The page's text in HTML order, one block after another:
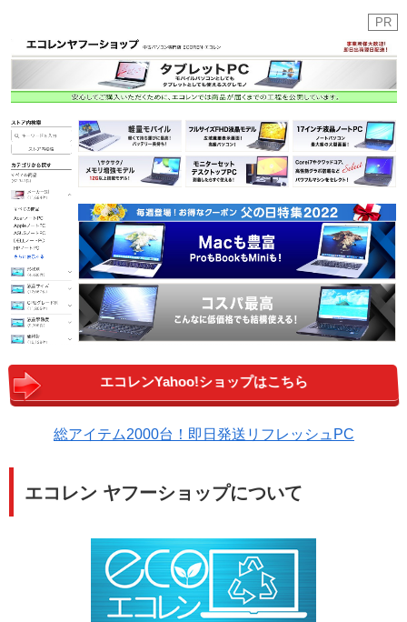
PR
エコレンYahoo!ショップはこちら
総アイテム2000台！即日発送リフレッシュPC
エコレン ヤフーショップについて